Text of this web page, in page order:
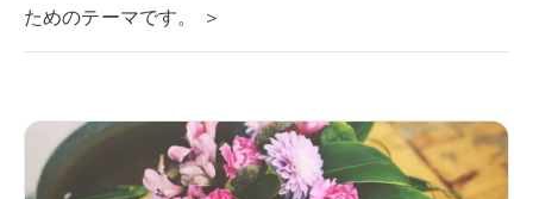
ためのテーマです。 ＞